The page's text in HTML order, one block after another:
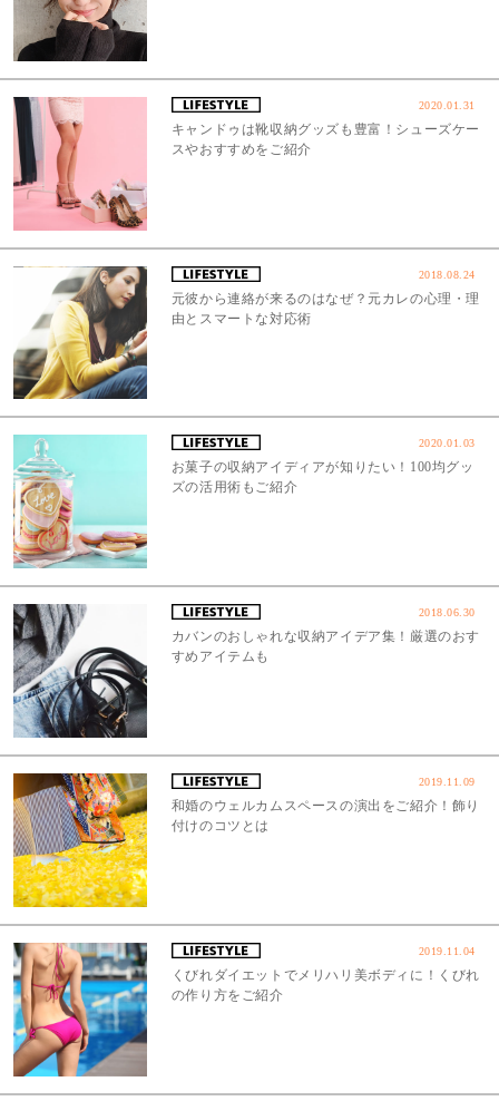
2020.01.31
キャンドゥは靴収納グッズも豊富！シューズケー
スやおすすめをご紹介
2018.08.24
元彼から連絡が来るのはなぜ？元カレの心理・理
由とスマートな対応術
2020.01.03
お菓子の収納アイディアが知りたい！100均グッ
ズの活用術もご紹介
2018.06.30
カバンのおしゃれな収納アイデア集！厳選のおす
すめアイテムも
2019.11.09
和婚のウェルカムスペースの演出をご紹介！飾り
付けのコツとは
2019.11.04
くびれダイエットでメリハリ美ボディに！くびれ
の作り方をご紹介